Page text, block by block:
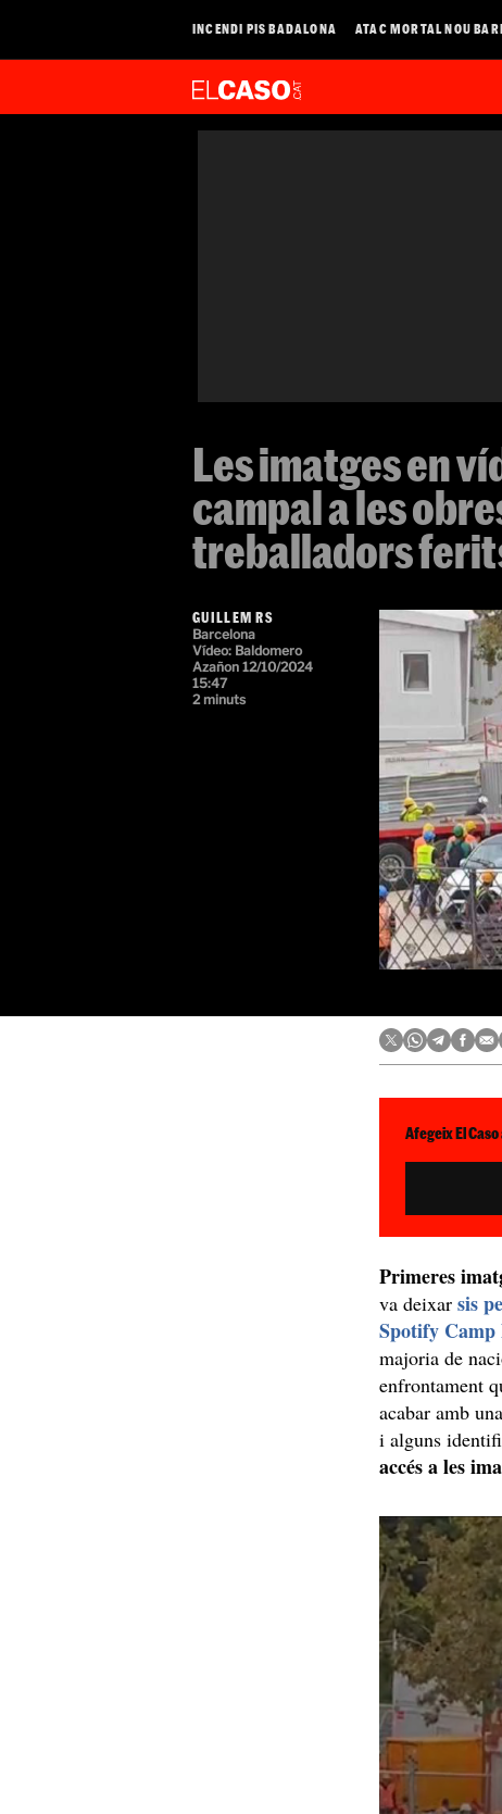
INCENDI PIS BADALONA ATAC MORTAL NOU
Les imatges en
campal a les
treballadors
GUILLEM RS
Barcelona
Vídeo: Baldomero
Azañon 12/10/2024
15:47
2 minuts
Afegeix El
Primeres
va deixar sis
Spotify Camp
majoria de
enfrontament
acabar amb
i alguns
accés a les